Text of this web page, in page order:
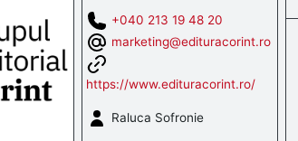
+040 213 19 48 20
marketing@edituracorint.ro
https://www.edituracorint.ro/
Raluca Sofronie